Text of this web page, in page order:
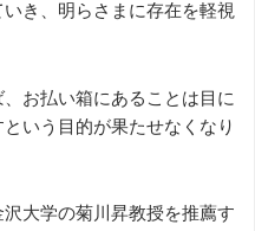
き、明らさまに存在を軽視
お払い箱にあることは目に
いう目的が果たせなくなり
大学の菊川昇教授を推薦す